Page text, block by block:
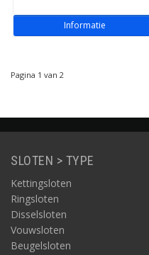
Informatie
Pagina 1 van 2
SLOTEN > TYPE
Kettingsloten
Ringsloten
Disselsloten
Vouwsloten
Beugelsloten